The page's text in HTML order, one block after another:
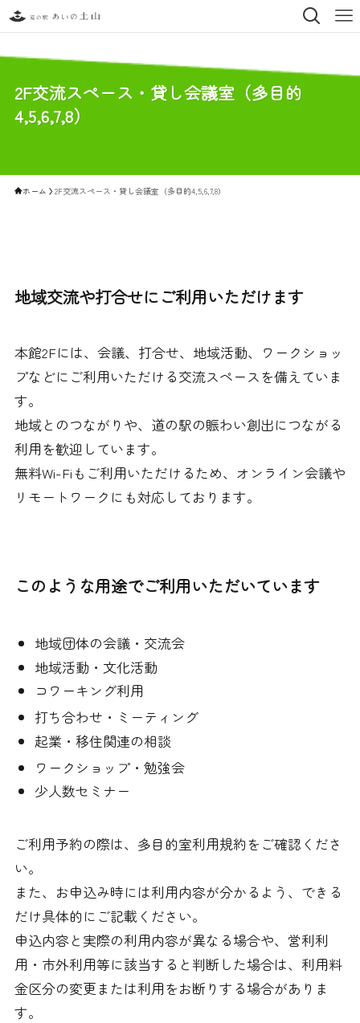
2F交流スペース・貸し会議室（多目的
4,5,6,7,8）
ホーム 2F交流スペース・貸し会議室（多目的4,5,6,7,8）
地域交流や打合せにご利用いただけます
本館2Fには、会議、打合せ、地域活動、ワークショッ
プなどにご利用いただける交流スペースを備えていま
す。
地域とのつながりや、道の駅の賑わい創出につながる
利用を歓迎しています。
無料Wi-Fiもご利用いただけるため、オンライン会議や
リモートワークにも対応しております。
このような用途でご利用いただいています
地域団体の会議・交流会
地域活動・文化活動
コワーキング利用
打ち合わせ・ミーティング
起業・移住関連の相談
ワークショップ・勉強会
少人数セミナー
ご利用予約の際は、多目的室利用規約をご確認くださ
い。
また、お申込み時には利用内容が分かるよう、できる
だけ具体的にご記載ください。
申込内容と実際の利用内容が異なる場合や、営利利
用・市外利用等に該当すると判断した場合は、利用料
金区分の変更または利用をお断りする場合がありま
す。